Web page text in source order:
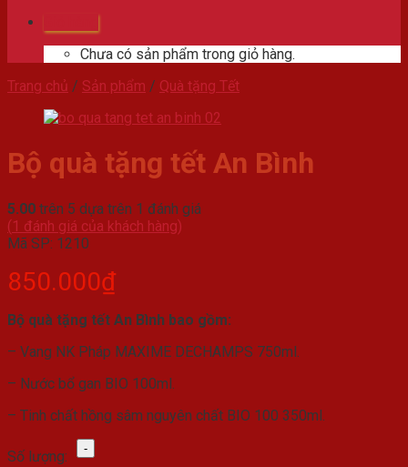
Chưa có sản phẩm trong giỏ hàng.
Trang chủ / Sản phẩm / Quà tặng Tết
Bộ quà tặng tết An Bình
5.00 trên 5 dựa trên 1 đánh giá
(1 đánh giá của khách hàng)
Mã SP: 1210
850.000₫
Bộ quà tặng tết An Bình bao gồm:
– Vang NK Pháp MAXIME DECHAMPS 750ml.
– Nước bổ gan BIO 100ml.
– Tinh chất hồng sâm nguyên chất BIO 100 350ml.
Số lượng:
Bộ